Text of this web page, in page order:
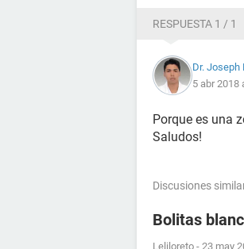
RESPUESTA 1 / 1
Dr. Joseph
5 abr 2018
Porque es una
Saludos!
Discusiones
Bolitas
Leliloreto - 23 may